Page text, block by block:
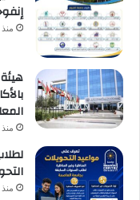
منذ 8 ساعات
منذ 9 ساعات